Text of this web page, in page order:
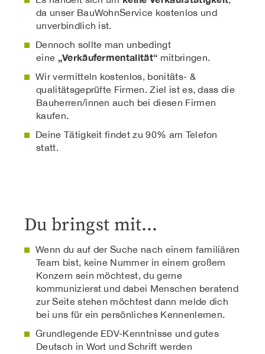
da unser BauWohnService kostenlos und
unverbindlich ist.
Dennoch sollte man unbedingt
eine
„Verkäufermentalität“ mitbringen.
Wir vermitteln kostenlos, bonitäts- &
qualitätsgeprüfte Firmen. Ziel ist es, dass die
Bauherren/innen auch bei diesen Firmen
kaufen.
Deine Tätigkeit findet zu 90% am Telefon
statt.
Du bringst mit…
Wenn du auf der Suche nach einem familiären
Team bist, keine Nummer in einem großem
Konzern sein möchtest, du gerne
kommunizierst und dabei Menschen beratend
zur Seite stehen möchtest dann melde dich
bei uns für ein persönliches Kennenlernen.
Grundlegende EDV-Kenntnisse und gutes
Deutsch in Wort und Schrift werden